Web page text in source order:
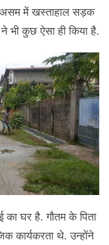
असम में खस्ताहाल सड़क
भी कुछ ऐसा ही किया है.
का घर है. गौतम के पिता
कार्यकरता थे. उन्होंने